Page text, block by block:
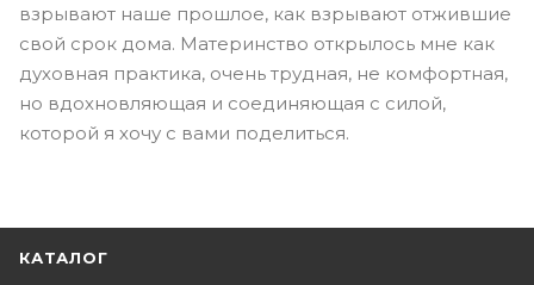
взрывают наше прошлое, как взрывают отжившие
свой срок дома. Материнство открылось мне как
духовная практика, очень трудная, не комфортная,
но вдохновляющая и соединяющая с силой,
которой я хочу с вами поделиться.
КАТАЛОГ